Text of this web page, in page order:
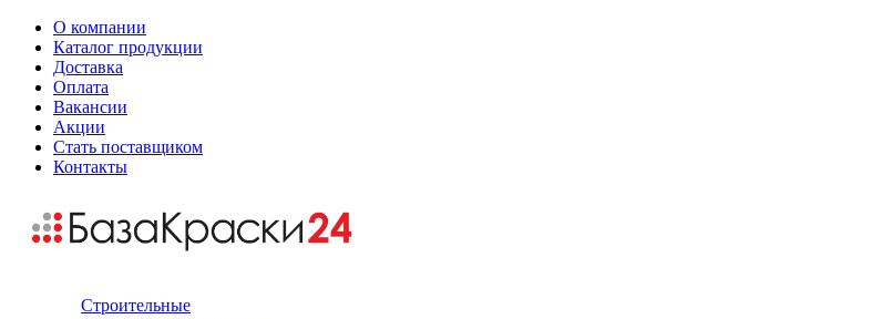
О компании
Каталог продукции
Доставка
Оплата
Вакансии
Акции
Стать поставщиком
Контакты
Строительные